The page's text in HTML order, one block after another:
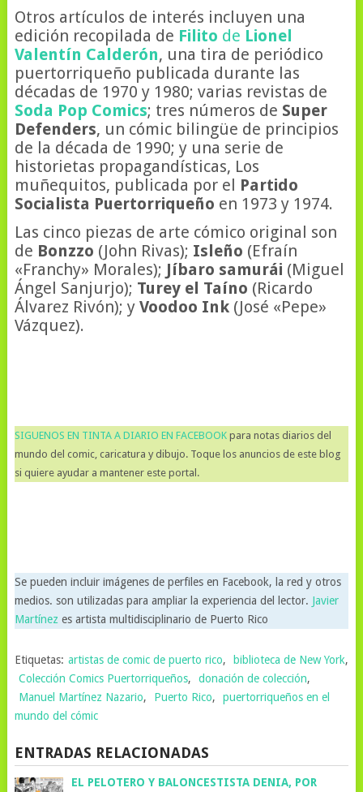
Otros artículos de interés incluyen una
edición recopilada de Filito de Lionel
Valentín Calderón, una tira de periódico
puertorriqueño publicada durante las
décadas de 1970 y 1980; varias revistas de
Soda Pop Comics; tres números de Super
Defenders, un cómic bilingüe de principios
de la década de 1990; y una serie de
historietas propagandísticas, Los
muñequitos, publicada por el Partido
Socialista Puertorriqueño en 1973 y 1974.
Las cinco piezas de arte cómico original son
de Bonzzo (John Rivas); Isleño (Efraín
«Franchy» Morales); Jíbaro samurái (Miguel
Ángel Sanjurjo); Turey el Taíno (Ricardo
Álvarez Rivón); y Voodoo Ink (José «Pepe»
Vázquez).
SIGUENOS EN TINTA A DIARIO EN FACEBOOKpara notas diarios del
mundo del comic, caricatura y dibujo. Toque los anuncios de este blog
si quiere ayudar a mantener este portal.
Se pueden incluir imágenes de perfiles en Facebook, la red y otros
medios. son utilizadas para ampliar la experiencia del lector. Javier
Martínez es artista multidisciplinario de Puerto Rico
Etiquetas: artistas de comic de puerto rico, biblioteca de New York,
Colección Comics Puertorriqueños, donación de colección,
Manuel Martínez Nazario, Puerto Rico,
puertorriqueños en el
mundo del cómic
ENTRADAS RELACIONADAS
EL PELOTERO Y BALONCESTISTA DENIA, POR